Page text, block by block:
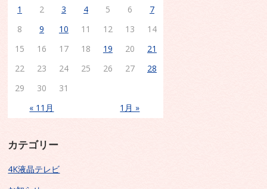
« 11月 1月 »
1 2 3 4 5 6
7
8
9 10 11 12 13
14
15
16 17 18 19 20
21
22
23 24 25 26 27
28
29
30 31
カテゴリー
4K液晶テレビ